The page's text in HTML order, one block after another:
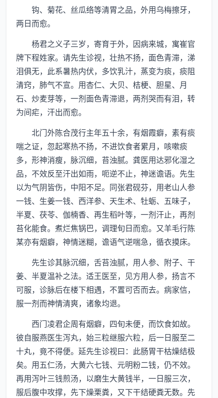
钩、菊花、丝瓜络等清胃之品，外用乌梅擦牙，
两日而愈。
杨君之义子三岁，寄育于外，因病来城，寓崔官
牌下程姓家。请先生诊视，壮热不扬，面色青滞，涕
泪俱无，此系暑热内伏，多饮乳汁，蒸变为痰，痰阻
清窍，肺气不宣。用杏仁、大贝、桔梗、胆星、月
石、炒麦芽等，一剂面色青滞退，两剂哭而有泪，转
为间疟，汗出而愈。
北门外陈合茂行主年五十余，有烟霞癖，素有痰
喘之证，忽起寒热不扬，不进饮食者累月，咳嗽痰
多，形神消瘦，脉沉细，苔浊腻。龚医用达邪化湿之
品，不效反至汗出如雨，呃逆不止，神迷谵语。先生
以为气阴皆伤，中阳不足。同张君砚芬，用老山人参
一钱、生姜一钱、西洋参、天生术、牡蛎、五味子，
半夏、茯苓、伽楠香、再生稻叶等，一剂汗止，再剂
苔化能食。煮烂焦锅巴，调理旬日而愈。又羊毛行陈
某亦有烟癖，神情迷糊，谵语气逆喘急，循衣摸床。
先生诊其脉沉细，舌苔浊腻，用人参、附子、干
姜、半夏温补之法。适王医至，见方用人参，扬言不
可服，诊脉后在楼下相遇，不置可否而去。病家信，
服一剂而神情清爽，诸象均退。
西门凌君企周有烟癖，四旬未便，而饮食如故。
彼自服燕医生泻丸，始三粒继服六粒，后一日服至二
十丸，竟不得便。延先生诊视曰：此肠胃干枯燥结极
矣。用五仁汤，大黄六七钱、元明粉二钱，仍不效。
再用泻叶三钱煎汤，以磨生大黄钱半，一日服三次，
服后腹中攻撑，先下燥栗粪，又下干结硬粪无数。先